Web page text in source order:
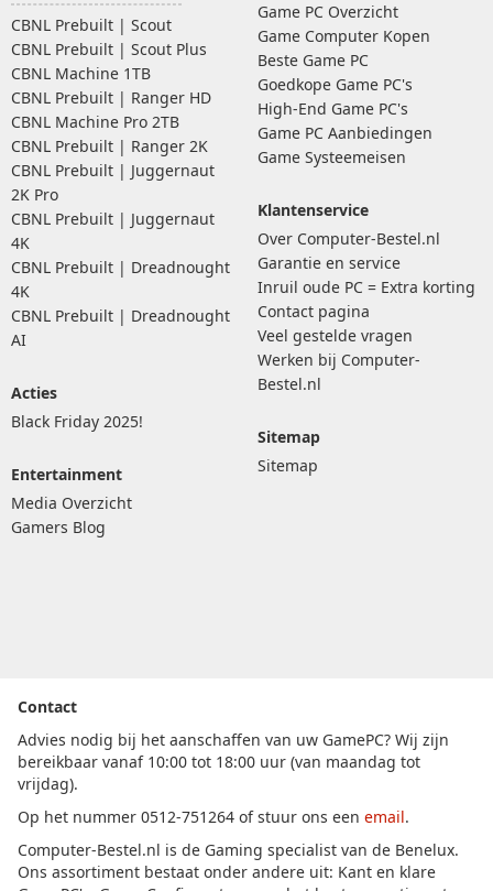
CBNL Prebuilt | Scout
CBNL Prebuilt | Scout Plus
CBNL Machine 1TB
CBNL Prebuilt | Ranger HD
CBNL Machine Pro 2TB
CBNL Prebuilt | Ranger 2K
CBNL Prebuilt | Juggernaut
2K Pro
CBNL Prebuilt | Juggernaut
4K
CBNL Prebuilt | Dreadnought
4K
CBNL Prebuilt | Dreadnought
AI
Acties
Black Friday 2025!
Entertainment
Media Overzicht
Gamers Blog
Game PC Overzicht
Game Computer Kopen
Beste Game PC
Goedkope Game PC's
High-End Game PC's
Game PC Aanbiedingen
Game Systeemeisen
Klantenservice
Over Computer-Bestel.nl
Garantie en service
Inruil oude PC = Extra korting
Contact pagina
Veel gestelde vragen
Werken bij Computer-
Bestel.nl
Sitemap
Sitemap
Contact
Advies nodig bij het aanschaffen van uw GamePC? Wij zijn
bereikbaar vanaf 10:00 tot 18:00 uur (van maandag tot
vrijdag).
Op het nummer 0512-751264 of stuur ons een email.
Computer-Bestel.nl is de Gaming specialist van de Benelux.
Ons assortiment bestaat onder andere uit: Kant en klare